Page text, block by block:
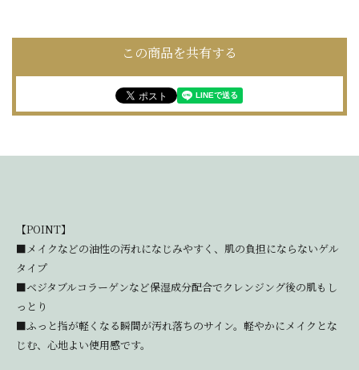
この商品を共有する
【POINT】
■メイクなどの油性の汚れになじみやすく、肌の負担にならないゲル
タイプ
■ベジタブルコラーゲンなど保湿成分配合でクレンジング後の肌もし
っとり
■ふっと指が軽くなる瞬間が汚れ落ちのサイン。軽やかにメイクとな
じむ、心地よい使用感です。